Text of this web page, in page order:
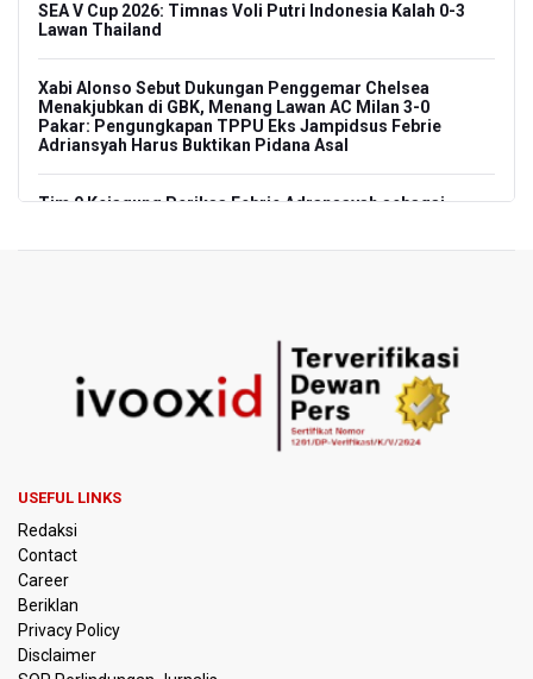
SEA V Cup 2026: Timnas Voli Putri Indonesia Kalah 0-3
Lawan Thailand
Xabi Alonso Sebut Dukungan Penggemar Chelsea
Menakjubkan di GBK, Menang Lawan AC Milan 3-0
Pakar: Pengungkapan TPPU Eks Jampidsus Febrie
Adriansyah Harus Buktikan Pidana Asal
Tim 9 Kejagung Periksa Febrie Adransayah sebagai
Kemarau Panjang, BNPB Minta Kalbar Tinjau Perda Bakar
Lahan
Kemensos Targetkan 150 Ribu Siswa Masuk Program
Daerah Aman dari Kebakaran Bapenda
Pertumbuhan Ekonomi 5,3 Persen Belum Cukup
Dongkrak Optimisme Pasar, Ekonom Sebut Investor
Masih Selektif
USEFUL LINKS
Redaksi
Contact
Career
Beriklan
Privacy Policy
Disclaimer